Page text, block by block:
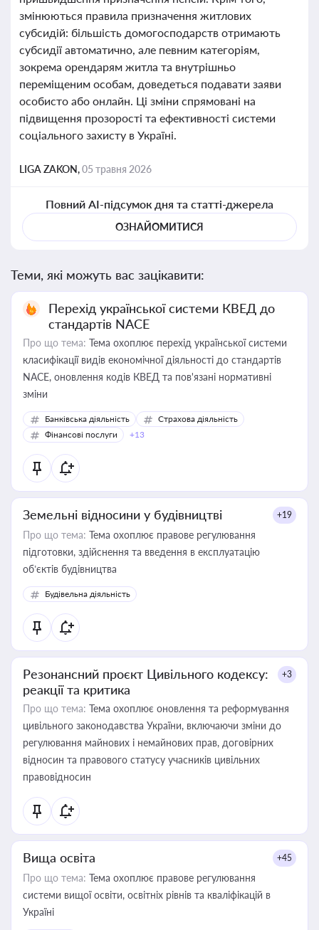
змінюються правила призначення житлових
субсидій: більшість домогосподарств отримають
субсидії автоматично, але певним категоріям,
зокрема орендарям житла та внутрішньо
переміщеним особам, доведеться подавати заяви
особисто або онлайн. Ці зміни спрямовані на
підвищення прозорості та ефективності системи
соціального захисту в Україні.
LIGA ZAKON,05 травня 2026
Повний AI-підсумок дня та статті-джерела
ОЗНАЙОМИТИСЯ
Теми, які можуть вас зацікавити:
Перехід української системи КВЕД до
стандартів NACE
Про що тема: Тема охоплює перехід української системи
класифікації видів економічної діяльності до стандартів
NACE, оновлення кодів КВЕД та пов'язані нормативні
зміни
Банківська діяльність
Страхова діяльність
Фінансові послуги
+13
Земельні відносини у будівництві +19
Про що тема: Тема охоплює правове регулювання
підготовки, здійснення та введення в експлуатацію
об’єктів будівництва
Будівельна діяльність
Резонансний проєкт Цивільного кодексу:
реакції та критика
+3
Про що тема: Тема охоплює оновлення та реформування
цивільного законодавства України, включаючи зміни до
регулювання майнових і немайнових прав, договірних
відносин та правового статусу учасників цивільних
правовідносин
Вища освіта +45
Про що тема: Тема охоплює правове регулювання
системи вищої освіти, освітніх рівнів та кваліфікацій в
Україні